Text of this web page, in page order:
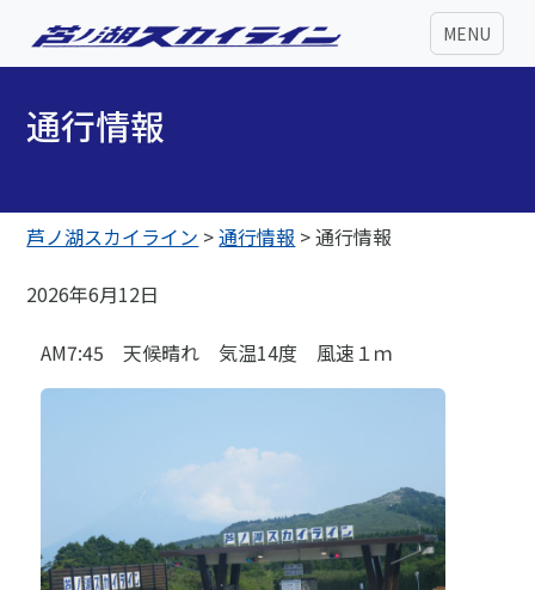
MENU
通行情報
芦ノ湖スカイライン >通行情報 >通行情報
2026年6月12日
AM7:45 天候晴れ 気温14度 風速１ｍ